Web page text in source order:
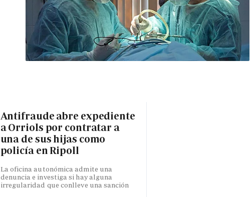
Antifraude abre expediente
a Orriols por contratar a
una de sus hijas como
policía en Ripoll
La oficina autonómica admite una
denuncia e investiga si hay alguna
irregularidad que conlleve una sanción